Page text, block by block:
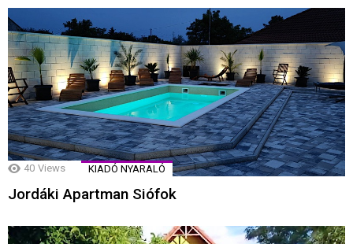
40 Views KIADÓ NYARALÓ
Jordáki Apartman Siófok